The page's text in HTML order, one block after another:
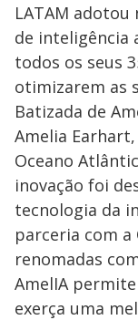
LATAM
de inteligência
todos os seus
otimizarem as
Batizada de
Amelia
Oceano
inovação foi
tecnologia da
parceria com a
renomadas
AmelIA
exerça uma